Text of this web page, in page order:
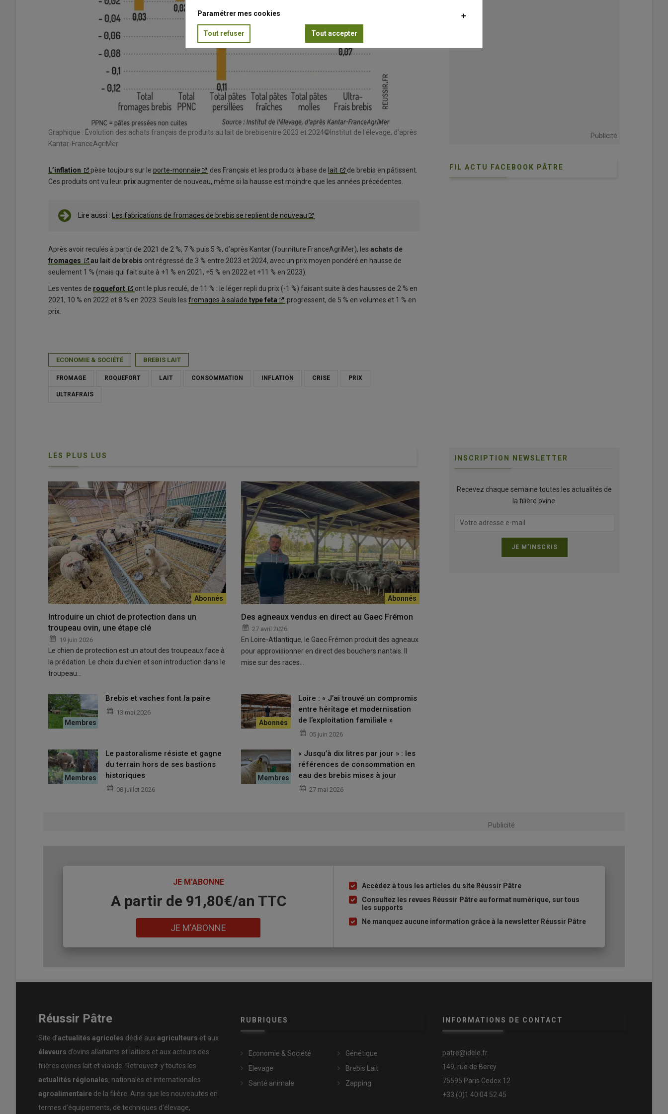
Graphique : Évolution des achats français de produits au lait de brebisentre 2023 et 2024©Institut de l'élevage, d'après
Kantar-FranceAgriMer
L’inflation pèse toujours sur le porte-monnaie des Français et les produits à base de lait
de brebis en pâtissent.
Ces produits ont vu leur prix augmenter de nouveau, même si la hausse est moindre que les années précédentes.
Lire aussi : Les fabrications de fromages de brebis se replient de nouveau
Après avoir reculés à partir de 2021 de 2 %, 7 % puis 5 %, d’après Kantar (fourniture FranceAgriMer), les achats de
fromages
au lait de brebis ont régressé de 3 % entre 2023 et 2024, avec un prix moyen pondéré en hausse de
seulement 1 % (mais qui fait suite à +1 % en 2021, +5 % en 2022 et +11 % en 2023).
Les ventes de roquefort
ont le plus reculé, de 11 % : le léger repli du prix (-1 %) faisant suite à des hausses de 2 % en
2021, 10 % en 2022 et 8 % en 2023. Seuls les fromages à salade type feta
progressent, de 5 % en volumes et 1 % en
prix.
ECONOMIE & SOCIÉTÉ BREBIS LAIT
FROMAGE ROQUEFORT LAIT CONSOMMATION INFLATION CRISE PRIX
ULTRAFRAIS
Publicité
FIL ACTU FACEBOOK PÂTRE
LES PLUS LUS
Introduire un chiot de protection dans un
troupeau ovin, une étape clé
19 juin 2026
Le chien de protection est un atout des troupeaux face à
la prédation. Le choix du chien et son introduction dans le
troupeau…
Des agneaux vendus en direct au Gaec Frémon
27 avril 2026
En Loire-Atlantique, le Gaec Frémon produit des agneaux
pour approvisionner en direct des bouchers nantais. Il
mise sur des races…
Brebis et vaches font la paire
13 mai 2026
Loire : « J’ai trouvé un compromis
entre héritage et modernisation
de l’exploitation familiale »
05 juin 2026
Le pastoralisme résiste et gagne
du terrain hors de ses bastions
historiques
08 juillet 2026
« Jusqu’à dix litres par jour » : les
références de consommation en
eau des brebis mises à jour
27 mai 2026
INSCRIPTION NEWSLETTER
Recevez chaque semaine toutes les actualités de
la filière ovine.
Publicité
JE M'ABONNE
BodyA partir de 91,80€/an​ TTC
JE M'ABONNE
Liste
à
puce
Accédez à tous les articles du site Réussir Pâtre
Consultez les revues Réussir Pâtre au format numérique, sur tous
les supports
Ne manquez aucune information grâce à la newsletter Réussir Pâtre
Réussir Pâtre
Site d’actualités agricoles dédié aux agriculteurs et aux
éleveurs d’ovins allaitants et laitiers et aux acteurs des
filières ovines lait et viande. Retrouvez-y toutes les
actualités régionales, nationales et internationales
agroalimentaire de la filière. Ainsi que les nouveautés en
termes d’équipements, de techniques d’élevage,
RUBRIQUES
Economie & Société
Elevage
Santé animale
Génétique
Brebis Lait
Zapping
INFORMATIONS DE CONTACT
patre@idele.fr
149, rue de Bercy
75595 Paris Cedex 12
+33 (0)1 40 04 52 45
Paramétrer mes cookies
Tout refuser Tout accepter